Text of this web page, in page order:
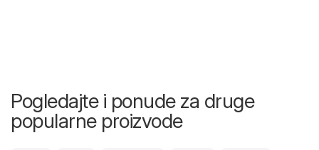
Pogledajte i ponude za druge
popularne proizvode